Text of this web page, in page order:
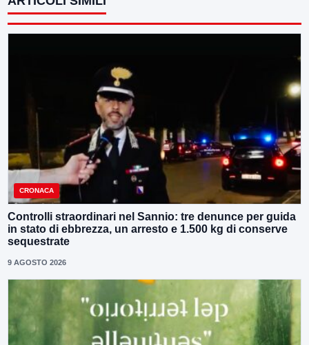
CRONACA
Controlli straordinari nel Sannio: tre denunce per guida
in stato di ebbrezza, un arresto e 1.500 kg di conserve
sequestrate
9 AGOSTO 2026